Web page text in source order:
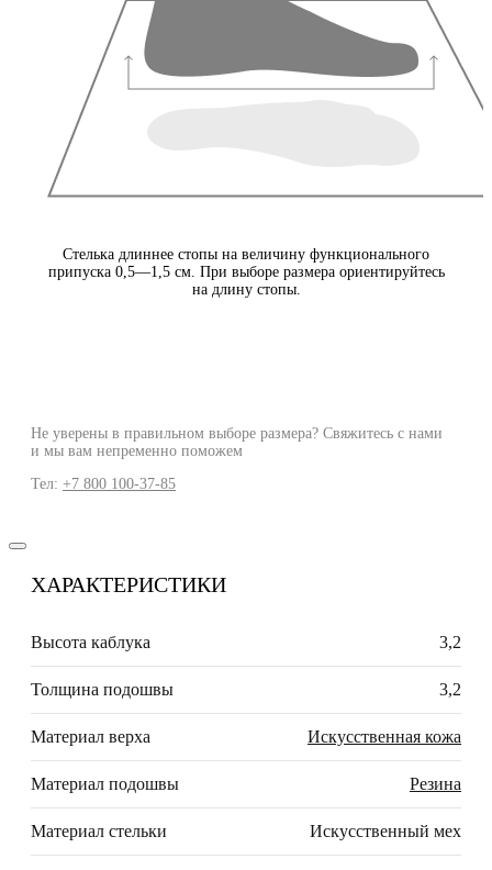
Стелька длиннее стопы на величину функционального
припуска 0,5—1,5 см. При выборе размера ориентируйтесь
на длину стопы.
Не уверены в правильном выборе размера? Свяжитесь с нами
и мы вам непременно поможем
Тел: +7 800 100-37-85
ХАРАКТЕРИСТИКИ
Высота каблука 3,2
Толщина подошвы 3,2
Материал верха Искусственная кожа
Материал подошвы Резина
Материал стельки Искусственный мех